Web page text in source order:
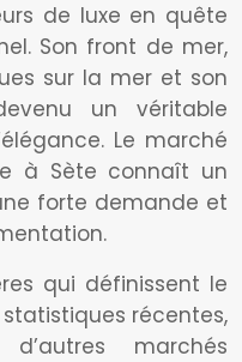
de luxe en quête
Son front de mer,
sur la mer et son
un véritable
Le marché
à Sète connaît un
forte demande et
qui définissent le
récentes,
marchés